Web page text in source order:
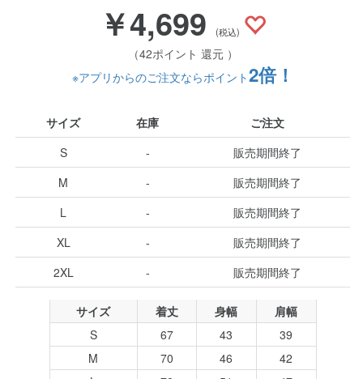
￥4,699 (税込)
（42ポイント 還元 ）
※アプリからのご注文ならポイント2倍！
サイズ 在庫
ご注文
S
-
販売期間終了
M
-
販売期間終了
L
-
販売期間終了
XL
-
販売期間終了
2XL
- 販売期間終了
サイズ 着丈 身幅
肩幅
S
67 43
39
M
70 46
42